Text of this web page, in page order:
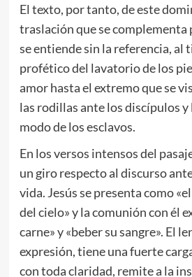
El texto, por tanto, de este
traslación que se complementa
se entiende sin la referencia, al
profético del lavatorio de los
amor hasta el extremo que se
las rodillas ante los discípulos y
modo de los esclavos.
En los versos intensos del
un giro respecto al discurso
vida. Jesús se presenta como
del cielo» y la comunión con él
carne» y «beber su sangre». El
expresión, tiene una fuerte
con toda claridad, remite a la